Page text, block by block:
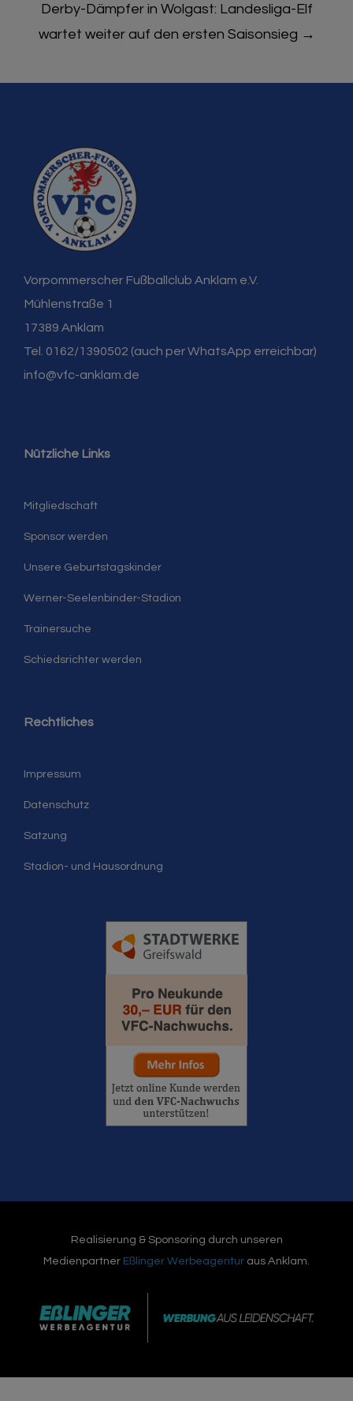
Derby-Dämpfer in Wolgast: Landesliga-Elf
wartet weiter auf den ersten Saisonsieg →
Vorpommerscher Fußballclub Anklam e.V.
Mühlenstraße 1
17389 Anklam
Tel. 0162/1390502 (auch per WhatsApp erreichbar)
info@vfc-anklam.de
Nützliche Links
Mitgliedschaft
Sponsor werden
Unsere Geburtstagskinder
Werner-Seelenbinder-Stadion
Trainersuche
Schiedsrichter werden
Rechtliches
Impressum
Datenschutz
Satzung
Stadion- und Hausordnung
Realisierung & Sponsoring durch unseren
Medienpartner Eßlinger Werbeagentur aus Anklam.